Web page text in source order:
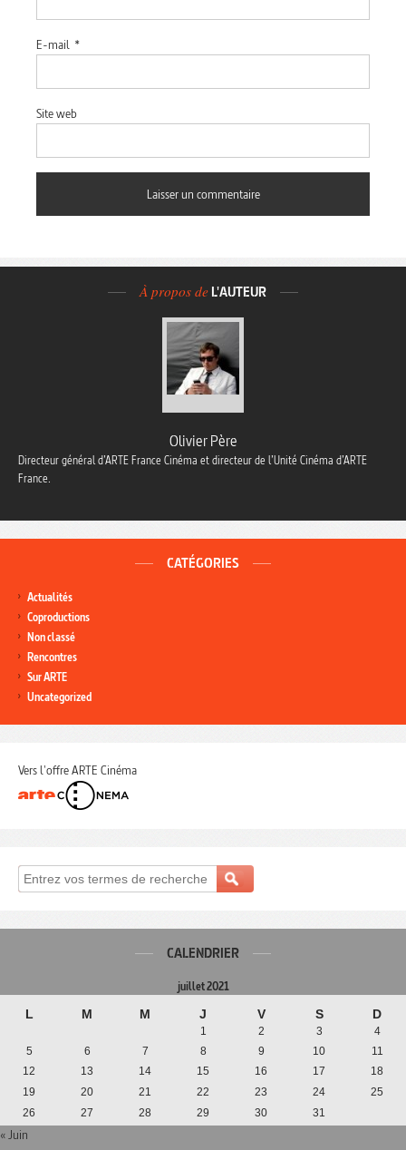
E-mail *
Site web
À propos de L'AUTEUR
Olivier Père
Directeur général d’ARTE France Cinéma et directeur de l’Unité Cinéma d’ARTE
France.
CATÉGORIES
Actualités
Coproductions
Non classé
Rencontres
Sur ARTE
Uncategorized
Vers l'offre ARTE Cinéma
CALENDRIER
juillet 2021
L M M J V S D
1 2 3
4
5
6 7 8 9 10
11
12
13 14 15 16 17
18
19
20 21 22 23 24
25
26
27 28 29 30 31
« Juin